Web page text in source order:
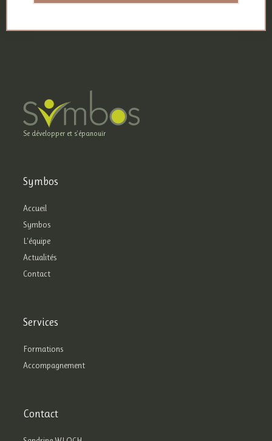
Se développer et s'épanouïr
Symbos
Accueil
Symbos
L'équipe
Actualités
Contact
Services
Formations
Accompagnement
Contact